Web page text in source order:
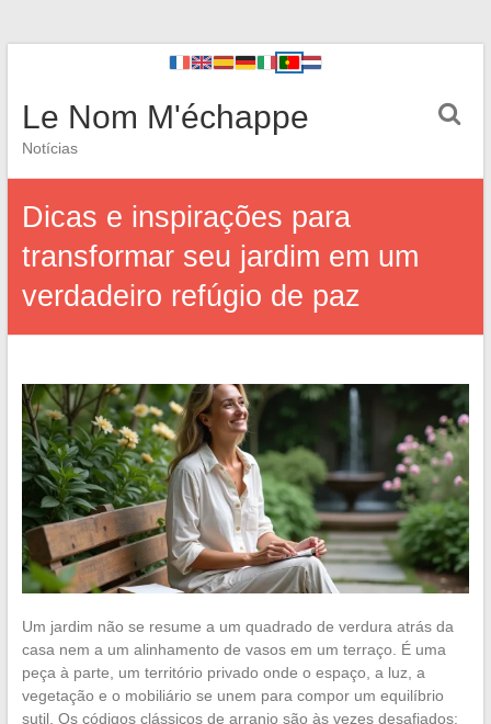
Le Nom M'échappe
Notícias
Dicas e inspirações para
transformar seu jardim em um
verdadeiro refúgio de paz
Um jardim não se resume a um quadrado de verdura atrás da
casa nem a um alinhamento de vasos em um terraço. É uma
peça à parte, um território privado onde o espaço, a luz, a
vegetação e o mobiliário se unem para compor um equilíbrio
sutil. Os códigos clássicos de arranjo são às vezes desafiados: